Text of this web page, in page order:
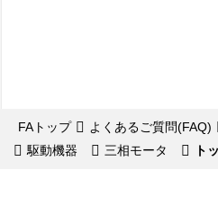
FAトップ よくあるご質問(FAQ)
駆動機器
三相モータ ト